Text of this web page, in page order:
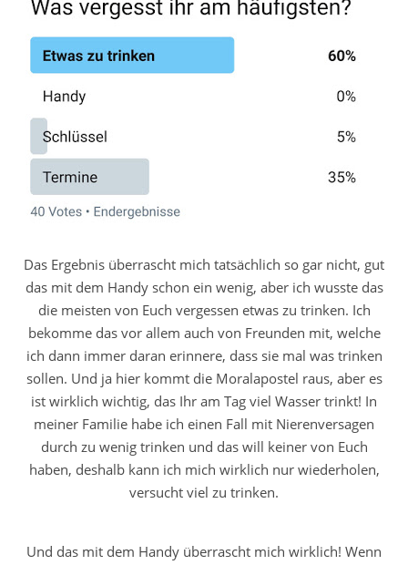
Das Ergebnis überrascht mich tatsächlich so gar nicht, gut
das mit dem Handy schon ein wenig, aber ich wusste das
die meisten von Euch vergessen etwas zu trinken. Ich
bekomme das vor allem auch von Freunden mit, welche
ich dann immer daran erinnere, dass sie mal was trinken
sollen. Und ja hier kommt die Moralapostel raus, aber es
ist wirklich wichtig, das Ihr am Tag viel Wasser trinkt! In
meiner Familie habe ich einen Fall mit Nierenversagen
durch zu wenig trinken und das will keiner von Euch
haben, deshalb kann ich mich wirklich nur wiederholen,
versucht viel zu trinken.
Und das mit dem Handy überrascht mich wirklich! Wenn